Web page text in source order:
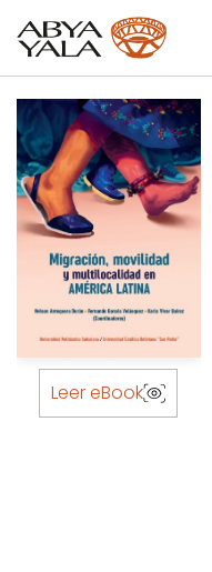
Skip
to
the
end
of
the
images
gallery
Skip
the
Leer eBook